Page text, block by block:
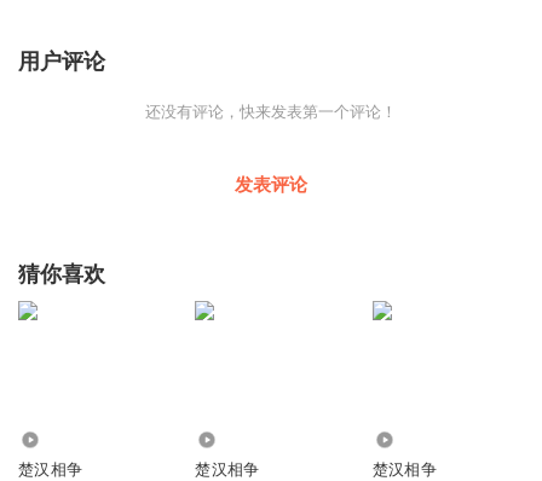
用户评论
还没有评论，快来发表第一个评论！
发表评论
猜你喜欢
楚汉相争 楚汉相争 楚汉相争